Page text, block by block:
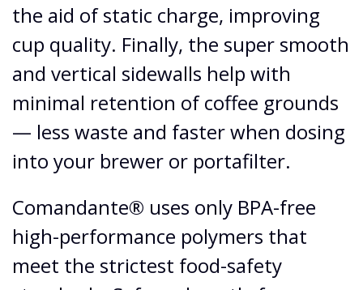
the aid of static charge, improving
cup quality. Finally, the super smooth
and vertical sidewalls help with
minimal retention of coffee grounds
— less waste and faster when dosing
into your brewer or portafilter.
Comandante® uses only BPA-free
high-performance polymers that
meet the strictest food-safety